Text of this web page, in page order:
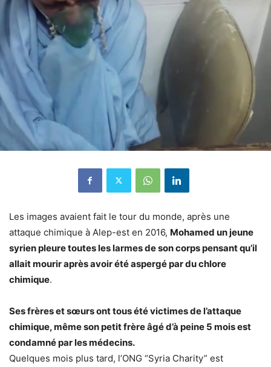
Les images avaient fait le tour du monde, après une
attaque chimique à Alep-est en 2016, Mohamed un jeune
syrien pleure toutes les larmes de son corps pensant qu’il
allait mourir après avoir été aspergé par du chlore
chimique.
Ses frères et sœurs ont tous été victimes de l’attaque
chimique, même son petit frère âgé d’à peine 5 mois est
condamné par les médecins.
Quelques mois plus tard, l’ONG “Syria Charity” est